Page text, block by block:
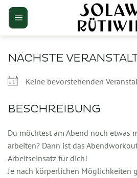
Zum
Inhalt
springen
NÄCHSTE
Keine bevorstehenden
BESCHREIBUNG
Du möchtest am Abend noch etwas
arbeiten? Dann ist das
Arbeitseinsatz für dich!
Je nach körperlichen Möglichkeiten